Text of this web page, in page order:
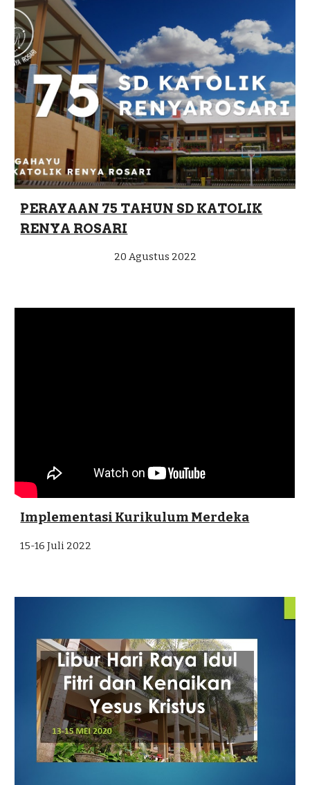
PERAYAAN 75 TAHUN SD KATOLIK
RENYA ROSARI
20 Agustus 2022
Implementasi Kurikulum Merdeka
15-16 Juli 2022